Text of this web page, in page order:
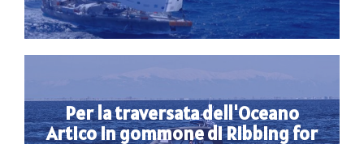
Per la traversata dell'Oceano
Artico in gommone di Ribbing for